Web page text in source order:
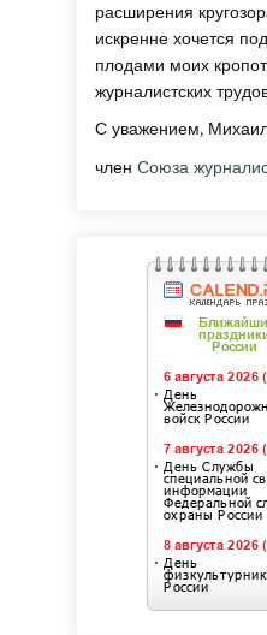
расширения
искренне хочется
плодами моих
журналистских
С уважением,
членСоюза